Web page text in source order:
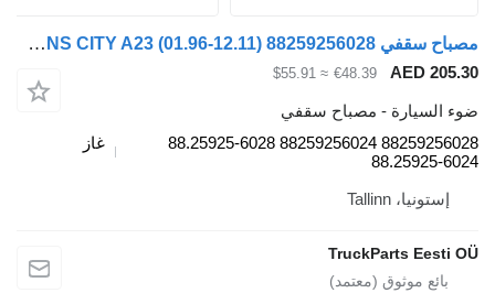
مصباح سقفي MAN LIONS CITY A23 (01.96-12.11) 88259256028 لـ الباصات MAN Lion's bus (1991-)
€48.39
≈ $55.91
- مصباح سقفي
88259256028 88259256024 88.25925-6028
غاز